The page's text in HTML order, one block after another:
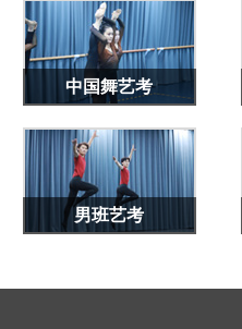
中国舞艺考
男班艺考